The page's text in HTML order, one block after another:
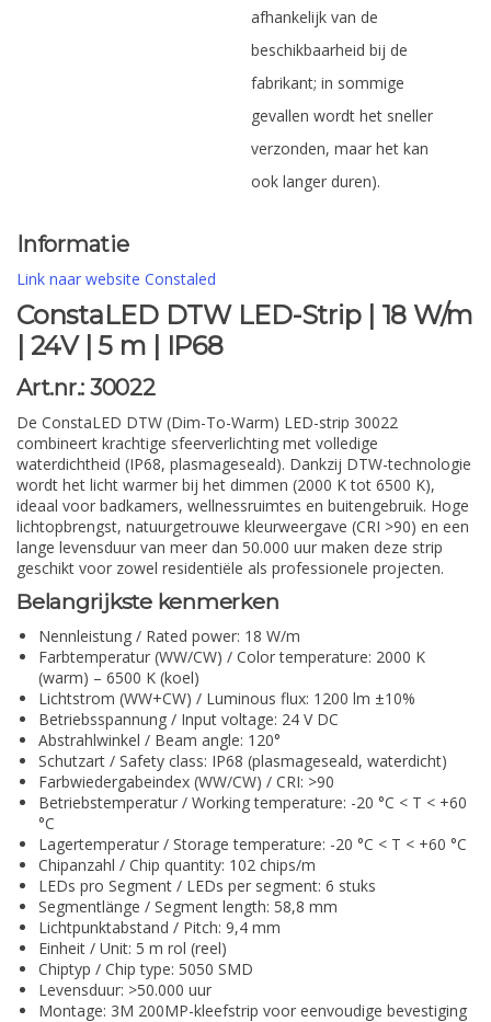
afhankelijk van de
beschikbaarheid bij de
fabrikant; in sommige
gevallen wordt het sneller
verzonden, maar het kan
ook langer duren).
Informatie
Link naar website Constaled
ConstaLED DTW LED-Strip | 18 W/m
| 24V | 5 m | IP68
Art.nr.: 30022
De ConstaLED DTW (Dim-To-Warm) LED-strip 30022
combineert krachtige sfeerverlichting met volledige
waterdichtheid (IP68, plasmageseald). Dankzij DTW-technologie
wordt het licht warmer bij het dimmen (2000 K tot 6500 K),
ideaal voor badkamers, wellnessruimtes en buitengebruik. Hoge
lichtopbrengst, natuurgetrouwe kleurweergave (CRI >90) en een
lange levensduur van meer dan 50.000 uur maken deze strip
geschikt voor zowel residentiële als professionele projecten.
Belangrijkste kenmerken
Nennleistung / Rated power: 18 W/m
Farbtemperatur (WW/CW) / Color temperature: 2000 K
(warm) – 6500 K (koel)
Lichtstrom (WW+CW) / Luminous flux: 1200 lm ±10%
Betriebsspannung / Input voltage: 24 V DC
Abstrahlwinkel / Beam angle: 120°
Schutzart / Safety class: IP68 (plasmageseald, waterdicht)
Farbwiedergabeindex (WW/CW) / CRI: >90
Betriebstemperatur / Working temperature: -20 °C < T < +60
°C
Lagertemperatur / Storage temperature: -20 °C < T < +60 °C
Chipanzahl / Chip quantity: 102 chips/m
LEDs pro Segment / LEDs per segment: 6 stuks
Segmentlänge / Segment length: 58,8 mm
Lichtpunktabstand / Pitch: 9,4 mm
Einheit / Unit: 5 m rol (reel)
Chiptyp / Chip type: 5050 SMD
Levensduur: >50.000 uur
Montage: 3M 200MP-kleefstrip voor eenvoudige bevestiging